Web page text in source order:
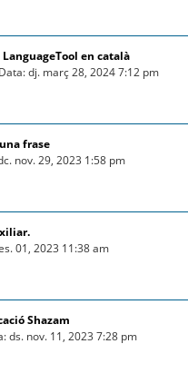
en català
Data: dj. març 28, 2024 7:12 pm
frase
nov. 29, 2023 1:58 pm
01, 2023 11:38 am
Shazam
ds. nov. 11, 2023 7:28 pm